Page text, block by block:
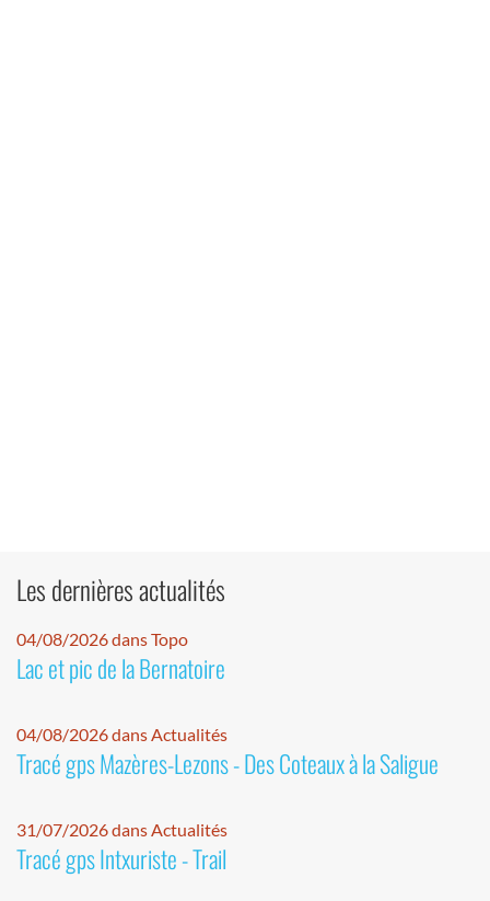
Les dernières actualités
04/08/2026 dans Topo
Lac et pic de la Bernatoire
04/08/2026 dans Actualités
Tracé gps Mazères-Lezons - Des Coteaux à la Saligue
31/07/2026 dans Actualités
Tracé gps Intxuriste - Trail